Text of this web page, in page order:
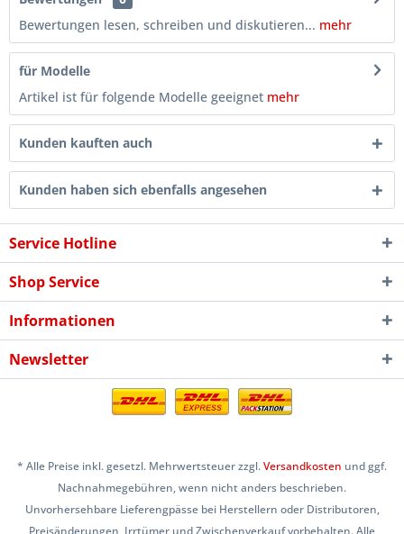
Bewertungen lesen, schreiben und diskutieren... mehr
für Modelle
Artikel ist für folgende Modelle geeignet mehr
Kunden kauften auch
Kunden haben sich ebenfalls angesehen
Service Hotline
Shop Service
Informationen
Newsletter
* Alle Preise inkl. gesetzl. Mehrwertsteuer zzgl.Versandkosten und ggf.
Nachnahmegebühren, wenn nicht anders beschrieben.
Unvorhersehbare Lieferengpässe bei Herstellern oder Distributoren,